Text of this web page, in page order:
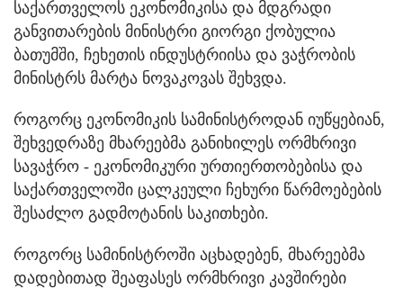
საქართველოს ეკონომიკისა და მდგრადი
განვითარების მინისტრი გიორგი ქობულია
ბათუმში, ჩეხეთის ინდუსტრიისა და ვაჭრობის
მინისტრს მარტა ნოვაკოვას შეხვდა.
როგორც ეკონომიკის სამინისტროდან იუწყებიან,
შეხვედრაზე მხარეებმა განიხილეს ორმხრივი
სავაჭრო - ეკონომიკური ურთიერთობებისა და
საქართველოში ცალკეული ჩეხური წარმოებების
შესაძლო გადმოტანის საკითხები.
როგორც სამინისტროში აცხადებენ, მხარეებმა
დადებითად შეაფასეს ორმხრივი კავშირები